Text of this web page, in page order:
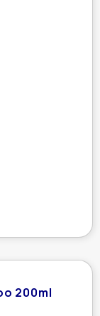
200ml